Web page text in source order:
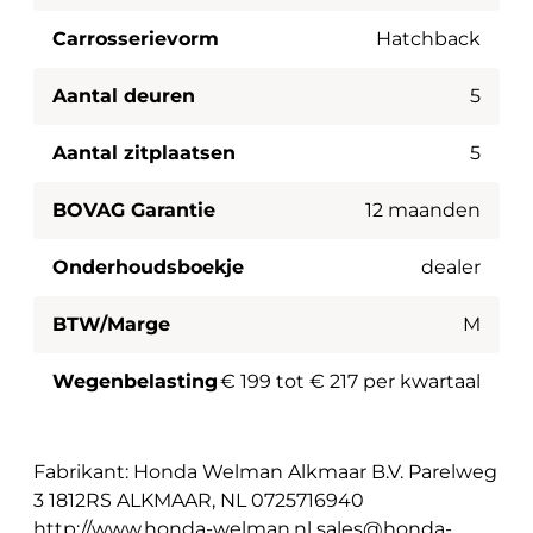
Carrosserievorm Hatchback
Aantal deuren 5
Aantal zitplaatsen 5
BOVAG Garantie 12 maanden
Onderhoudsboekje dealer
BTW/Marge M
Wegenbelasting€ 199 tot € 217 per kwartaal
Fabrikant: Honda Welman Alkmaar B.V. Parelweg
3 1812RS ALKMAAR, NL 0725716940